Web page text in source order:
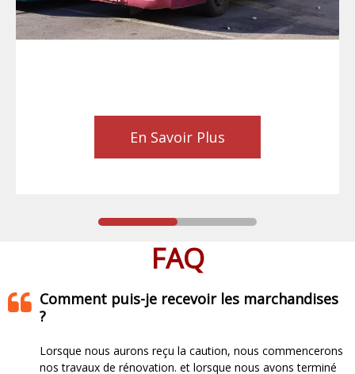
En Savoir Plus
FAQ
Comment puis-je recevoir les marchandises
?
Lorsque nous aurons reçu la caution, nous commencerons
nos travaux de rénovation. et lorsque nous avons terminé